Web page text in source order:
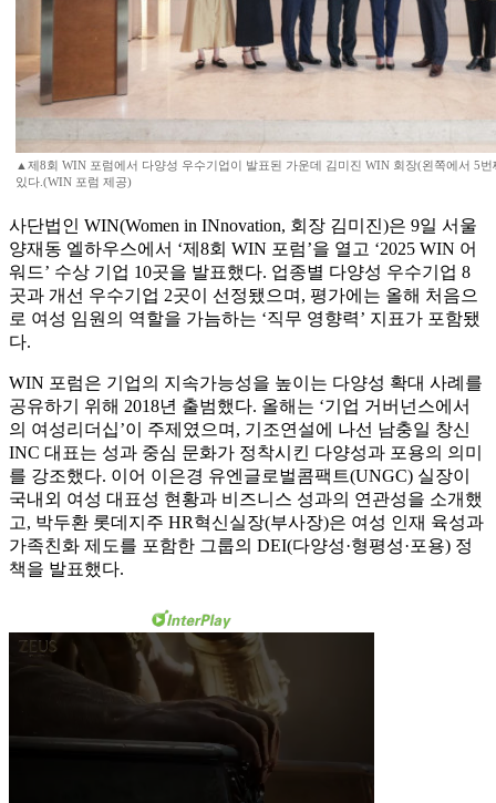
▲제8회 WIN 포럼에서 다양성 우수기업이 발표된 가운데 김미진 WIN 회장(왼쪽에서 5
있다.(WIN 포럼 제공)
사단법인 WIN(Women in INnovation, 회장 김미진)은 9일 서울
양재동 엘하우스에서 ‘제8회 WIN 포럼’을 열고 ‘2025 WIN 어
워드’ 수상 기업 10곳을 발표했다. 업종별 다양성 우수기업 8
곳과 개선 우수기업 2곳이 선정됐으며, 평가에는 올해 처음으
로 여성 임원의 역할을 가늠하는 ‘직무 영향력’ 지표가 포함됐
다.
WIN 포럼은 기업의 지속가능성을 높이는 다양성 확대 사례를
공유하기 위해 2018년 출범했다. 올해는 ‘기업 거버넌스에서
의 여성리더십’이 주제였으며, 기조연설에 나선 남충일 창신
INC 대표는 성과 중심 문화가 정착시킨 다양성과 포용의 의미
를 강조했다. 이어 이은경 유엔글로벌콤팩트(UNGC) 실장이
국내외 여성 대표성 현황과 비즈니스 성과의 연관성을 소개했
고, 박두환 롯데지주 HR혁신실장(부사장)은 여성 인재 육성과
가족친화 제도를 포함한 그룹의 DEI(다양성·형평성·포용) 정
책을 발표했다.